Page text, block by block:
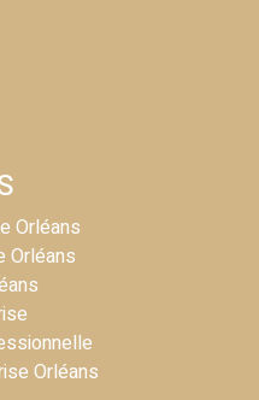
Orléans
Orléans
Orléans